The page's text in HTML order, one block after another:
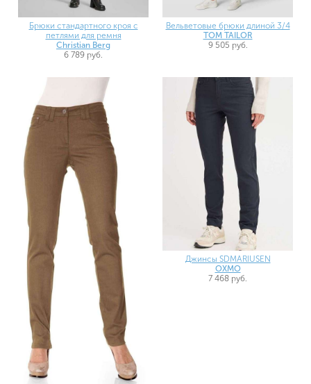
Брюки стандартного кроя с
петлями для ремня
Christian Berg
6 789 руб.
Вельветовые брюки длиной 3/4
TOM TAILOR
9 505 руб.
Джинсы SDMARIUSEN
OXMO
7 468 руб.